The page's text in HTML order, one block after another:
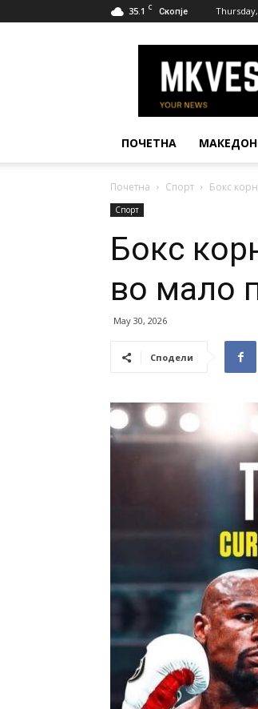
35.1 C Скопје
Вести
ПОЧЕТНА
Почетна Спорт Бокс
Спорт
Бокс
во мало
May 30, 2026
Сподели